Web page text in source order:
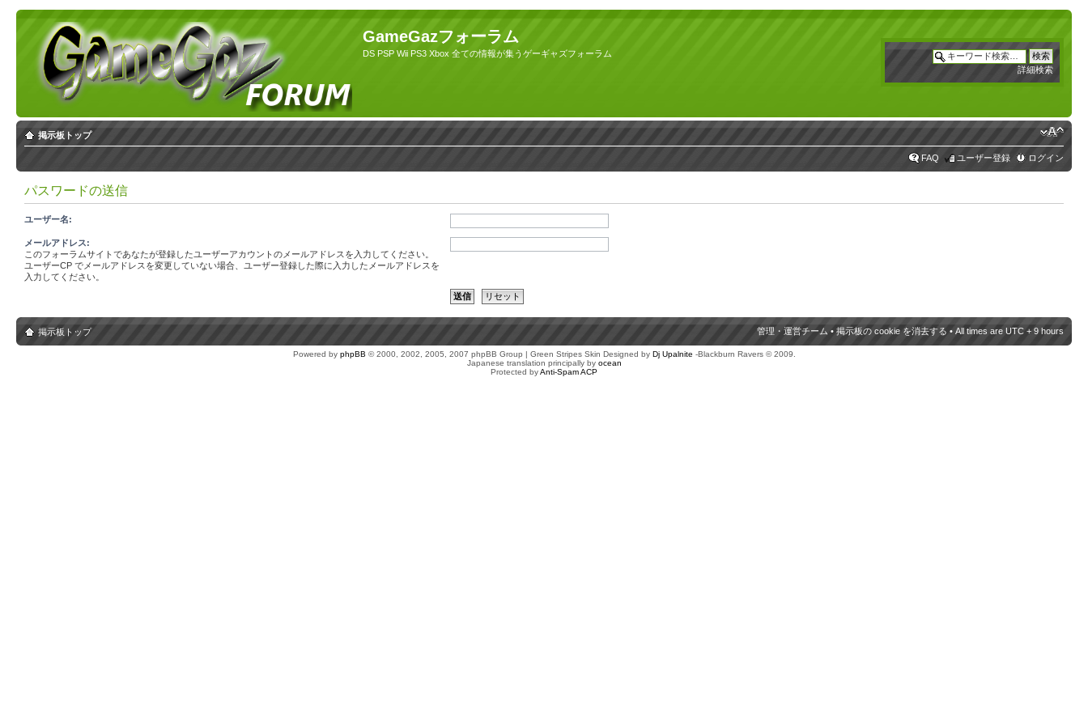
GameGazフォーラム
DS PSP Wii PS3 Xbox 全ての情報が集うゲーギャズフォーラム
詳細検索
掲示板トップ
FAQ ユーザー登録 ログイン
パスワードの送信
ユーザー名:
メールアドレス:
このフォーラムサイトであなたが登録したユーザーアカウントのメールアドレスを入力してください。
ユーザーCP でメールアドレスを変更していない場合、ユーザー登録した際に入力したメールアドレスを
入力してください。
掲示板トップ 管理・運営チーム • 掲示板の cookie を消去する • All times are UTC + 9 hours
Powered by phpBB © 2000, 2002, 2005, 2007 phpBB Group | Green Stripes Skin Designed by Dj Upalnite -Blackburn Ravers © 2009.
Japanese translation principally by ocean
Protected byAnti-Spam ACP